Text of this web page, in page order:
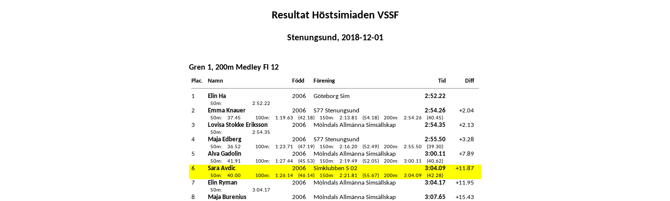
Resultat Höstsimiaden VSSF
Stenungsund, 2018-12-01
Gren 1, 200m Medley Fl 12
Plac. Namn Född Förening Tid Diff
1 Elin Ha 2006 Göteborg Sim 2:52.22
50m: 2:52.22
2 Emma Knauer 2006 S77 Stenungsund 2:54.26 +2.04
50m: 37.45 100m: 1:19.63 (42.18) 150m: 2:13.81 (54.18) 200m: 2:54.26 (40.45)
3 Lovisa Stokke Eriksson 2006 Mölndals Allmänna Simsällskap 2:54.35 +2.13
50m: 2:54.35
4 Maja Edberg 2006 S77 Stenungsund 2:55.50 +3.28
50m: 36.52 100m: 1:23.71 (47.19) 150m: 2:16.20 (52.49) 200m: 2:55.50 (39.30)
5 Alva Gadolin 2006 Mölndals Allmänna Simsällskap 3:00.11 +7.89
50m: 41.91 100m: 1:27.44 (45.53) 150m: 2:19.49 (52.05) 200m: 3:00.11 (40.62)
6 Sara Avdic 2006 Simklubben S 02 3:04.09 +11.87
50m: 40.00 100m: 1:26.14 (46.14) 150m: 2:21.81 (55.67) 200m: 3:04.09 (42.28)
7 Elin Ryman 2006 Mölndals Allmänna Simsällskap 3:04.17 +11.95
50m: 3:04.17
8 Maja Burenius 2006 Mölndals Allmänna Simsällskap 3:07.65 +15.43